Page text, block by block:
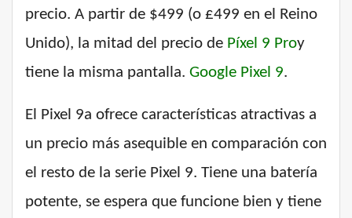
precio. A partir de $499 (o £499 en el Reino
Unido), la mitad del precio de Píxel 9 Proy
tiene la misma pantalla. Google Pixel 9.
El Pixel 9a ofrece características atractivas a
un precio más asequible en comparación con
el resto de la serie Pixel 9. Tiene una batería
potente, se espera que funcione bien y tiene